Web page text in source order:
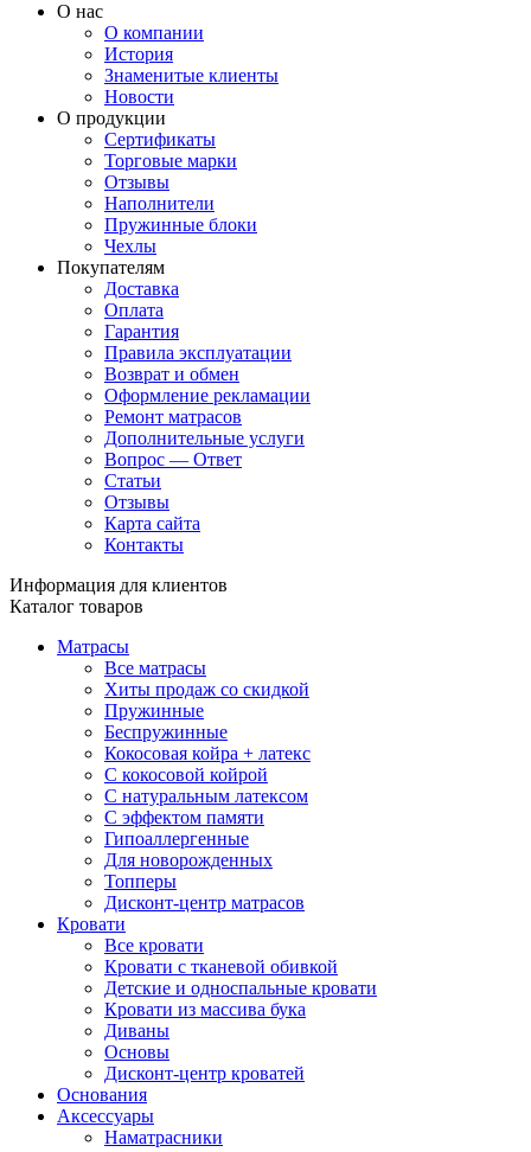
О нас
О компании
История
Знаменитые клиенты
Новости
О продукции
Сертификаты
Торговые марки
Отзывы
Наполнители
Пружинные блоки
Чехлы
Покупателям
Доставка
Оплата
Гарантия
Правила эксплуатации
Возврат и обмен
Оформление рекламации
Ремонт матрасов
Дополнительные услуги
Вопрос — Ответ
Статьи
Отзывы
Карта сайта
Контакты
Информация для клиентов
Каталог товаров
Матрасы
Все матрасы
Хиты продаж со скидкой
Пружинные
Беспружинные
Кокосовая койра + латекс
С кокосовой койрой
С натуральным латексом
С эффектом памяти
Гипоаллергенные
Для новорожденных
Топперы
Дисконт-центр матрасов
Кровати
Все кровати
Кровати с тканевой обивкой
Детские и односпальные кровати
Кровати из массива бука
Диваны
Основы
Дисконт-центр кроватей
Основания
Аксессуары
Наматрасники